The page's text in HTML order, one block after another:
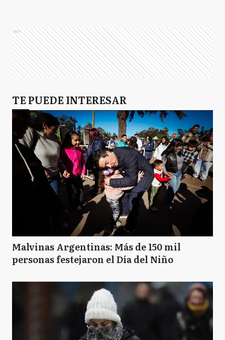
H Hurlingham
I Ituzaingó
JC José C. Paz
L Luján
MA Malvinas Argentinas
MP Marcos Paz
Mercedes
Ads
TE PUEDE INTERESAR
Malvinas Argentinas: Más de 150 mil
personas festejaron el Día del Niño